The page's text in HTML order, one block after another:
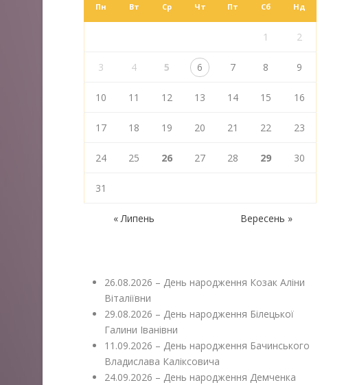
Пн Вт Ср Чт Пт Сб Нд
1 2
3 4 5 6 7 8 9
10 11 12 13 14 15 16
17 18 19 20 21 22 23
24 25 26 27 28 29 30
31
« Липень Вересень »
26.08.2026 – День народження Козак Аліни
Віталіївни
29.08.2026 – День народження Білецької
Галини Іванівни
11.09.2026 – День народження Бачинського
Владислава Каліксовича
24.09.2026 – День народження Демченка